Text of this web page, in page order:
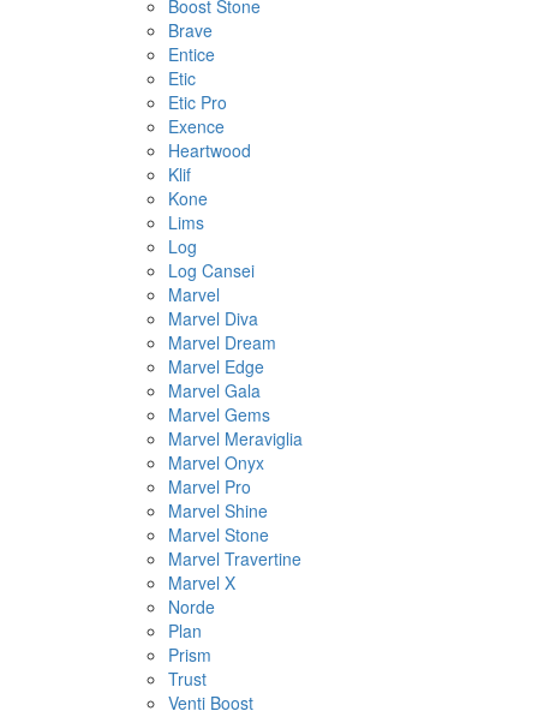
Boost Stone
Brave
Entice
Etic
Etic Pro
Exence
Heartwood
Klif
Kone
Lims
Log
Log Cansei
Marvel
Marvel Diva
Marvel Dream
Marvel Edge
Marvel Gala
Marvel Gems
Marvel Meraviglia
Marvel Onyx
Marvel Pro
Marvel Shine
Marvel Stone
Marvel Travertine
Marvel X
Norde
Plan
Prism
Trust
Venti Boost